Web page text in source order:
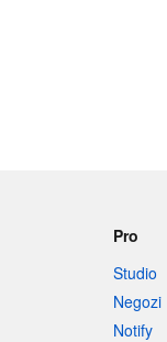
Pro
Studio
Negozi
Notify